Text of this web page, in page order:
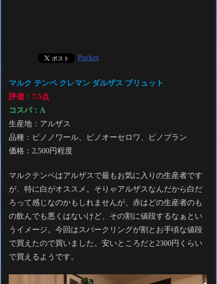
Pocket
マルク テンペ クレマン ダルザス ブリュット
評価：7.5点
コスパ：A
生産地：アルザス
品種：ピノノワール、ピノオーセロワ、ピノブラン
価格：2,500円程度
マルクテンペはアルザスで最もお気に入りの生産者です
が、特に白がオススメ。そりゃアルザスなんだから白だ
ろって感じなのかもしれませんが、赤はどの生産者のも
の飲んでも悪くはないけど、その割に値段するなぁとい
うイメージ。今回はスパークリングが割とお手頃な値段
で買えたので買いました。安いところだと2300円くらい
で買えるようです。